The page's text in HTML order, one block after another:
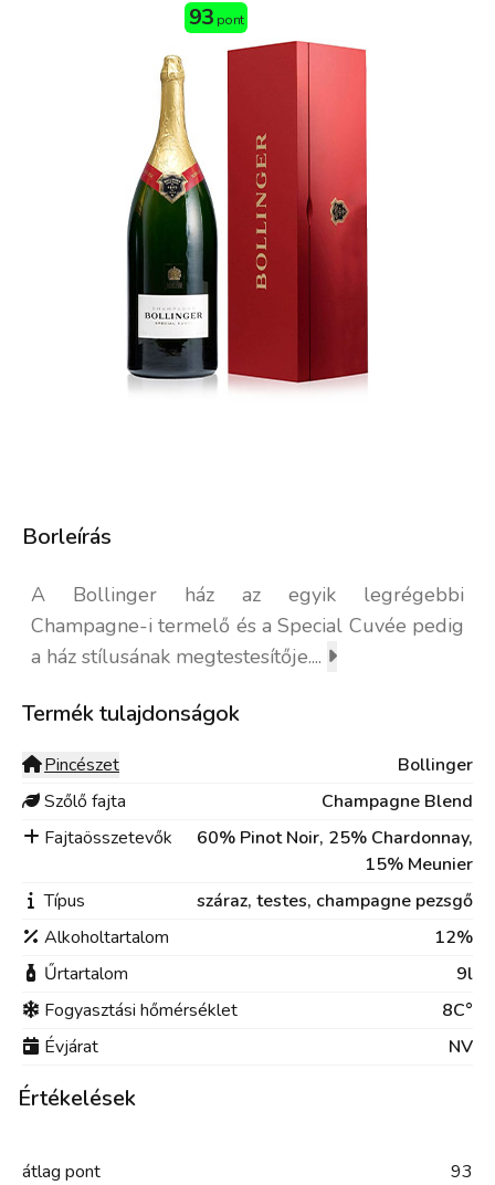
Borleírás
A Bollinger ház az egyik legrégebbi
Champagne-i termelő és a Special Cuvée pedig
a ház stílusának megtestesítője....
Termék tulajdonságok
Pincészet
Bollinger
Szőlő fajta
Champagne Blend
Fajtaösszetevők
60% Pinot Noir, 25% Chardonnay,
15% Meunier
Típus
száraz, testes, champagne pezsgő
Alkoholtartalom
12%
Űrtartalom
9l
Fogyasztási hőmérséklet
8C°
Évjárat
NV
93 pont
Értékelések
átlag pont
93